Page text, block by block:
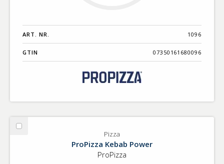
ART. NR. 1096
GTIN 07350161680096
Välj
Pizza
ProPizza Kebab Power
ProPizza